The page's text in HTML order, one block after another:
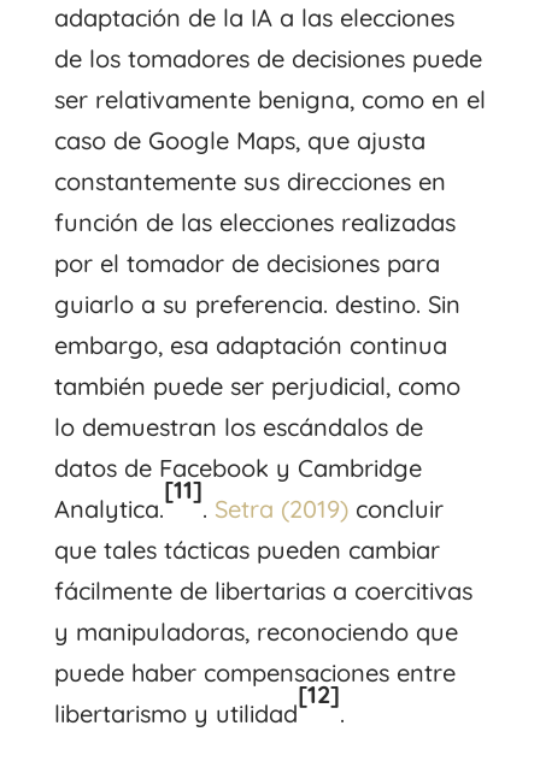
adaptación de la IA a las elecciones
de los tomadores de decisiones puede
ser relativamente benigna, como en el
caso de Google Maps, que ajusta
constantemente sus direcciones en
función de las elecciones realizadas
por el tomador de decisiones para
guiarlo a su preferencia. destino. Sin
embargo, esa adaptación continua
también puede ser perjudicial, como
lo demuestran los escándalos de
datos de Facebook y Cambridge
Analytica.
[11]
. Setra (2019)concluir
que tales tácticas pueden cambiar
fácilmente de libertarias a coercitivas
y manipuladoras, reconociendo que
puede haber compensaciones entre
libertarismo y utilidad
[12]
.